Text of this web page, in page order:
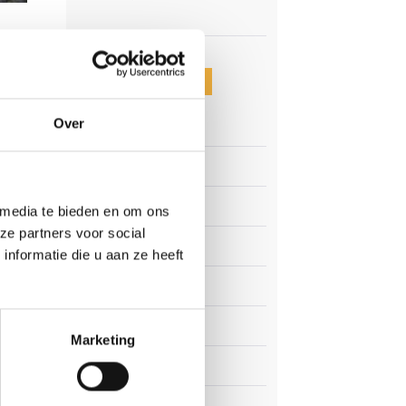
Over
te bieden en om ons
partners voor social
die u aan ze heeft
Marketing
CATEGORIEËN
Junioren
Zaterdag